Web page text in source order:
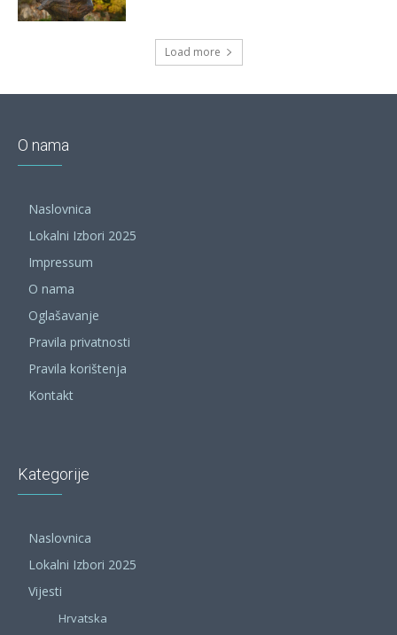
Load more
O nama
Naslovnica
Lokalni Izbori 2025
Impressum
O nama
Oglašavanje
Pravila privatnosti
Pravila korištenja
Kontakt
Kategorije
Naslovnica
Lokalni Izbori 2025
Vijesti
Hrvatska